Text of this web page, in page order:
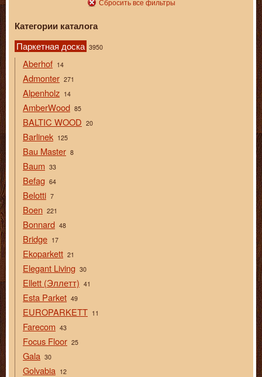
Сбросить все фильтры
Категории каталога
Паркетная доска 3950
Aberhof 14
Admonter 271
Alpenholz 14
AmberWood 85
BALTIC WOOD 20
Barlinek 125
Bau Master 8
Baum 33
Befag 64
Belotti 7
Boen 221
Bonnard 48
Bridge 17
Ekoparkett 21
Elegant Living 30
Ellett (Эллетт) 41
Esta Parket 49
EUROPARKETT 11
Farecom 43
Focus Floor 25
Gala 30
Golvabia 12